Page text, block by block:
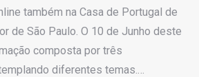
também na Casa de Portugal de
de São Paulo. O 10 de Junho deste
composta por três
diferentes temas.…